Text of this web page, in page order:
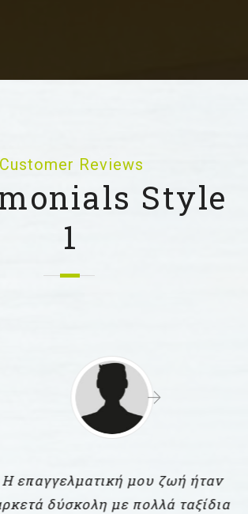
Customer Reviews
Style
1
μου ζωή ήταν
δύσκολη με πολλά ταξίδια